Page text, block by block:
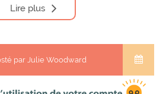
Lire plus
par Julie Woodward